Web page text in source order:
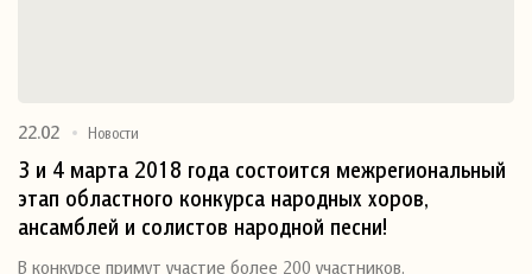
22.02 Новости
3 и 4 марта 2018 года состоится межрегиональный
этап областного конкурса народных хоров,
ансамблей и солистов народной песни!
В конкурсе примут участие более 200 участников.